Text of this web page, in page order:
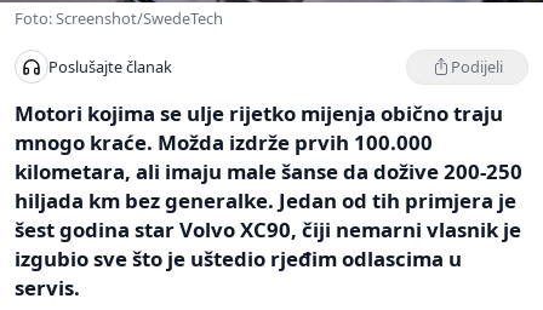
Foto: Screenshot/SwedeTech
Poslušajte članak Podijeli
Motori kojima se ulje rijetko mijenja obično traju
mnogo kraće. Možda izdrže prvih 100.000
kilometara, ali imaju male šanse da dožive 200-250
hiljada km bez generalke. Jedan od tih primjera je
šest godina star Volvo XC90, čiji nemarni vlasnik je
izgubio sve što je uštedio rjeđim odlascima u
servis.